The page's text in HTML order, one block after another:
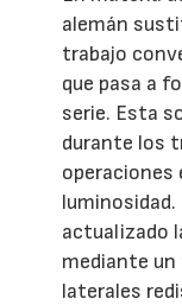
alemán
trabajo
que pasa a
serie. Esta
durante los
operaciones
actualizado
mediante
laterales